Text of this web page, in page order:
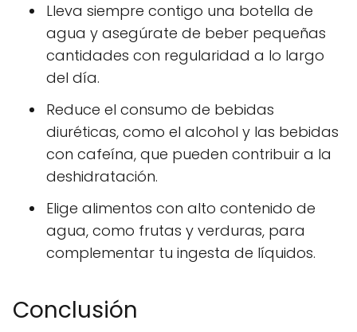
Lleva siempre contigo una botella de
agua y asegúrate de beber pequeñas
cantidades con regularidad a lo largo
del día.
Reduce el consumo de bebidas
diuréticas, como el alcohol y las bebidas
con cafeína, que pueden contribuir a la
deshidratación.
Elige alimentos con alto contenido de
agua, como frutas y verduras, para
complementar tu ingesta de líquidos.
Conclusión